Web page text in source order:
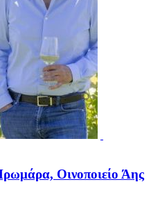
Οινοποιείο Άης